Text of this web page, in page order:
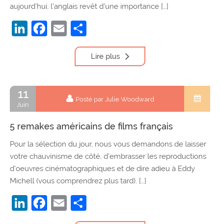
aujourd’hui, l’anglais revêt d’une importance […]
LinkedIn
Facebook
Email
Lire plus
11
Juin
Posté par Julie Woodward
5 remakes américains de films français
Pour la sélection du jour, nous vous demandons de laisser
votre chauvinisme de côté, d’embrasser les reproductions
d’oeuvres cinématographiques et de dire adieu à Eddy
Michell (vous comprendrez plus tard). […]
LinkedIn
Facebook
Email